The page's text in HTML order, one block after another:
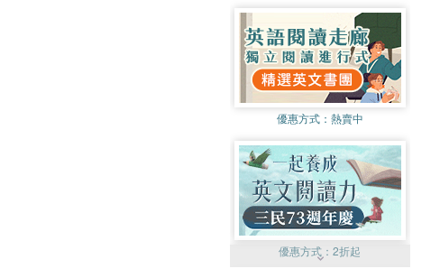
優惠方式： 熱賣中
優惠方式：2折起